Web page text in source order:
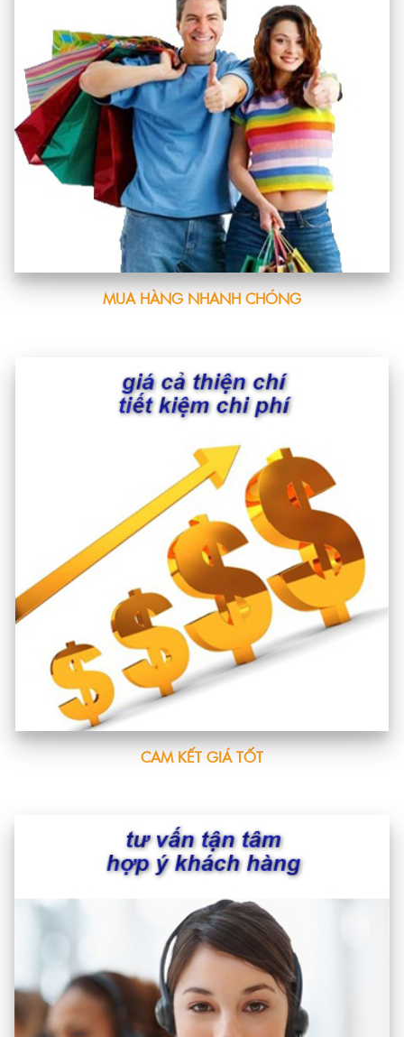
MUA HÀNG NHANH CHÓNG
CAM KẾT GIÁ TỐT